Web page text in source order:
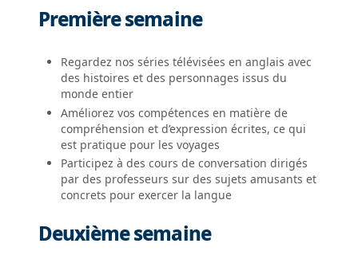
Première semaine
Regardez nos séries télévisées en anglais avec
des histoires et des personnages issus du
monde entier
Améliorez vos compétences en matière de
compréhension et d’expression écrites, ce qui
est pratique pour les voyages
Participez à des cours de conversation dirigés
par des professeurs sur des sujets amusants et
concrets pour exercer la langue
Deuxième semaine